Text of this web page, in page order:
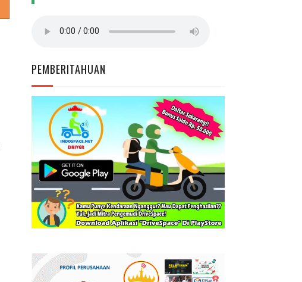
PEMBERITAHUAN